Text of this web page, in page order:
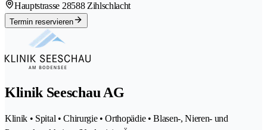
Hauptstrasse 28588 Zihlschlacht
Termin reservieren
Klinik Seeschau AG
Klinik • Spital • Chirurgie • Orthopädie • Blasen-, Nieren- und